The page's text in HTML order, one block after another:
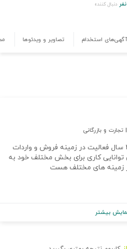
دنبال کننده
آگهی‌های استخدام تصاویر و ویدئوها
و بازرگانی
این شرکت با سابقه بیش از ۲۰ سال فعالیت در زمینه فروش و واردات
کاری برای بخش مختلف خود به
زمینه های مختلف هست
بیشتر